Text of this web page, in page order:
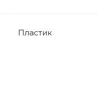
Пластик